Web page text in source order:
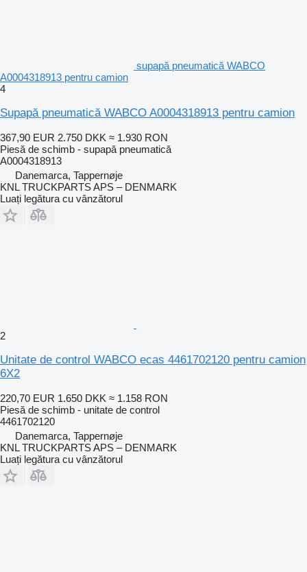
supapă pneumatică WABCO
A0004318913 pentru camion
4
Supapă pneumatică WABCO A0004318913 pentru camion
367,90 EUR 2.750 DKK ≈ 1.930 RON
Piesă de schimb - supapă pneumatică
A0004318913
Danemarca, Tappernøje
KNL TRUCKPARTS APS – DENMARK
Luați legătura cu vânzătorul
2
Unitate de control WABCO ecas 4461702120 pentru camion
6X2
220,70 EUR 1.650 DKK ≈ 1.158 RON
Piesă de schimb - unitate de control
4461702120
Danemarca, Tappernøje
KNL TRUCKPARTS APS – DENMARK
Luați legătura cu vânzătorul